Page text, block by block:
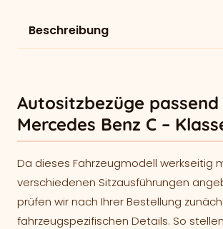
Beschreibung
Autositzbezüge
Mercedes Benz C –
Da dieses Fahrzeugmodell werkseitig
verschiedenen Sitzausführungen
prüfen wir nach Ihrer Bestellung
fahrzeugspezifischen Details. So